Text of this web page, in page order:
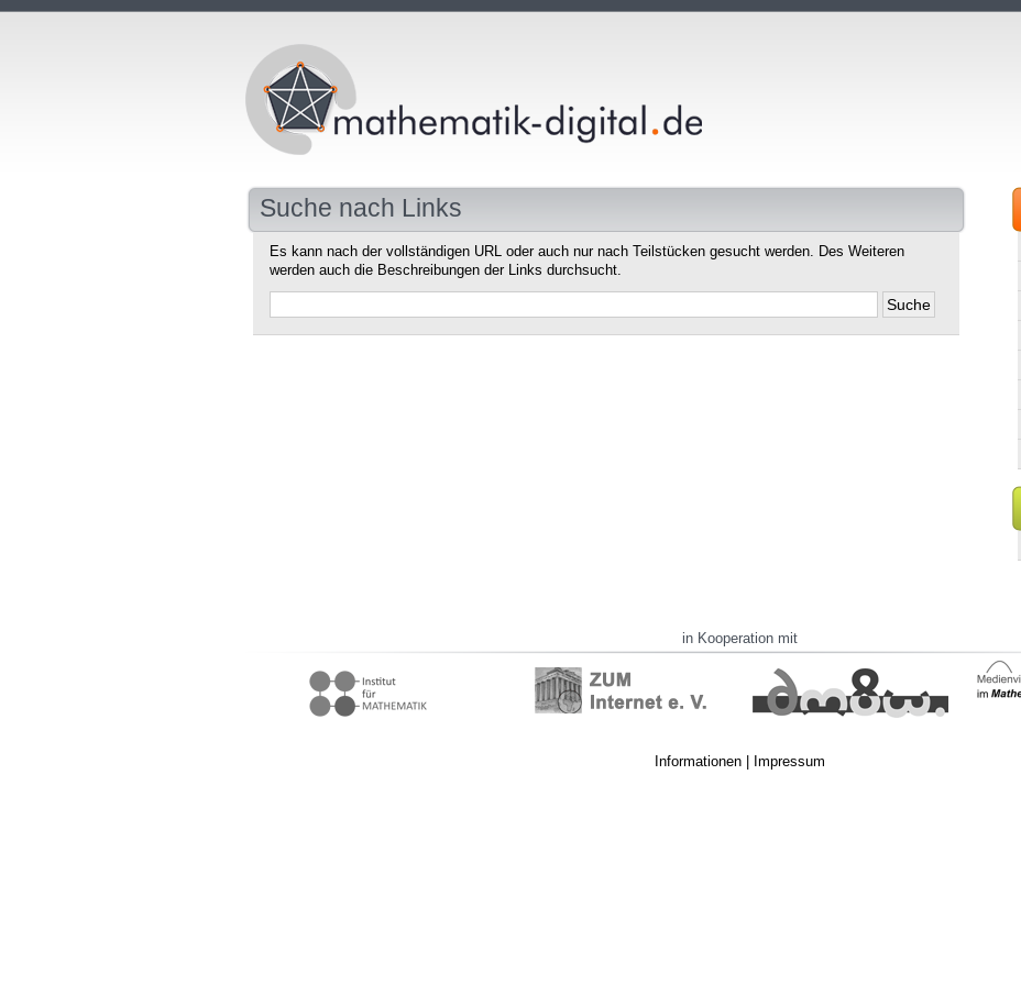
Suche nach Links
Es kann nach der vollständigen URL oder auch nur nach Teilstücken gesucht werden. Des Weiteren
werden auch die Beschreibungen der Links durchsucht.
in Kooperation mit
Informationen| Impressum